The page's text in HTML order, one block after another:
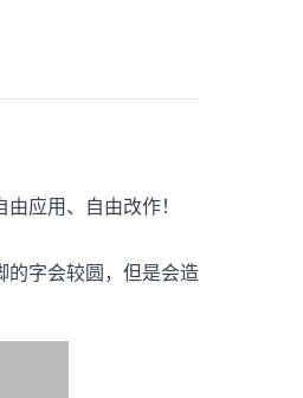
应用、自由改作！
的字会较圆，但是会造